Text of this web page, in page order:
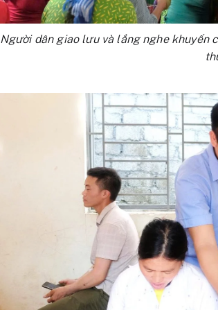
Người dân giao lưu và lắng nghe khuyến